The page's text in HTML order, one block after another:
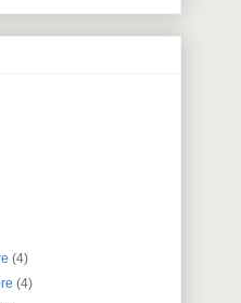
(4)
(4)